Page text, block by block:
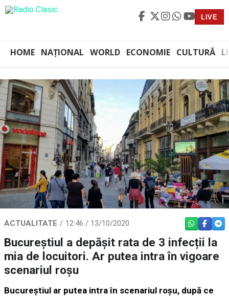
LIVE
HOME NAȚIONAL WORLD ECONOMIE CULTURĂ
ACTUALITATE 12:46 / 13/10/2020 WHATSAPP
Bucureștiul a depășit rata de 3 infecții la
mia de locuitori. Ar putea intra în vigoare
scenariul roșu
Bucureștiul ar putea intra în scenariul roșu, după ce